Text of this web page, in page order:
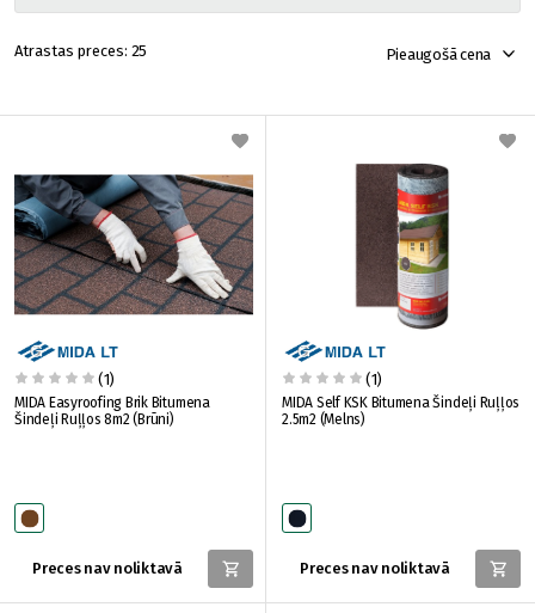
25 Pieaugošā cena
(1)
MIDA Easyroofing Brik Bitumena
Šindeļi Ruļļos 8m2 (Brūni)
Preces nav noliktavā
(1)
MIDA Self KSK Bitumena Šindeļi Ruļļos
2.5m2 (Melns)
Preces nav noliktavā